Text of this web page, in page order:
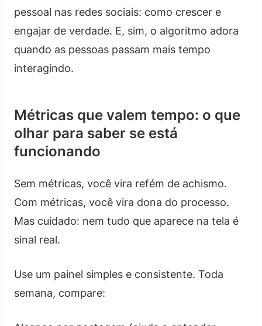
pessoal nas redes sociais: como crescer e
engajar de verdade. E, sim, o algoritmo adora
quando as pessoas passam mais tempo
interagindo.
Métricas que valem tempo: o que
olhar para saber se está
funcionando
Sem métricas, você vira refém de achismo.
Com métricas, você vira dona do processo.
Mas cuidado: nem tudo que aparece na tela é
sinal real.
Use um painel simples e consistente. Toda
semana, compare: